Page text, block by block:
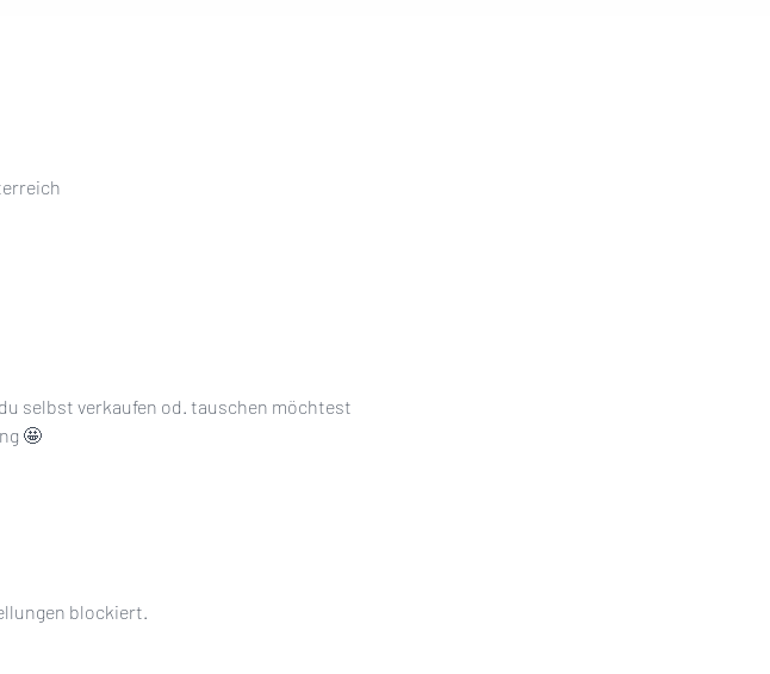
selbst verkaufen od. tauschen möchtest
🤩
blockiert.